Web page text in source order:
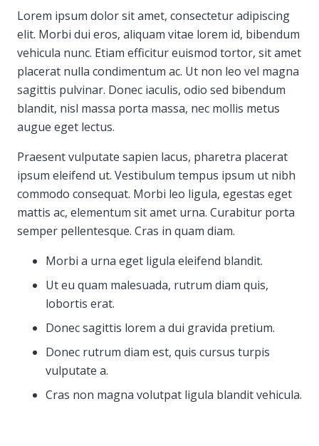
Lorem ipsum dolor sit amet, consectetur adipiscing
elit. Morbi dui eros, aliquam vitae lorem id, bibendum
vehicula nunc. Etiam efficitur euismod tortor, sit amet
placerat nulla condimentum ac. Ut non leo vel magna
sagittis pulvinar. Donec iaculis, odio sed bibendum
blandit, nisl massa porta massa, nec mollis metus
augue eget lectus.
Praesent vulputate sapien lacus, pharetra placerat
ipsum eleifend ut. Vestibulum tempus ipsum ut nibh
commodo consequat. Morbi leo ligula, egestas eget
mattis ac, elementum sit amet urna. Curabitur porta
semper pellentesque. Cras in quam diam.
Morbi a urna eget ligula eleifend blandit.
Ut eu quam malesuada, rutrum diam quis,
lobortis erat.
Donec sagittis lorem a dui gravida pretium.
Donec rutrum diam est, quis cursus turpis
vulputate a.
Cras non magna volutpat ligula blandit vehicula.